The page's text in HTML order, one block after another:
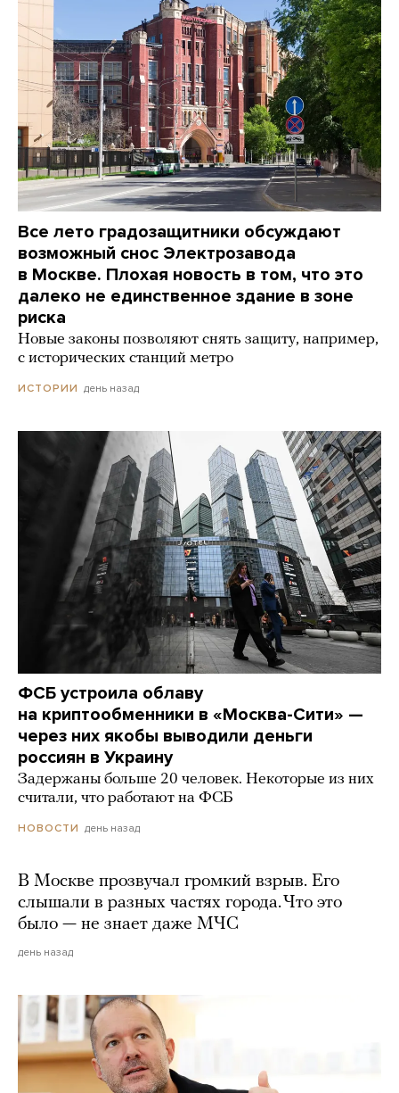
Все лето градозащитники обсуждают
возможный снос Электрозавода
в Москве. Плохая новость в том, что это
далеко не единственное здание в зоне
риска
Новые законы позволяют снять защиту, например,
с исторических станций метро
ИСТОРИИ день назад
ФСБ устроила облаву
на криптообменники в «Москва-Сити» —
через них якобы выводили деньги
россиян в Украину
Задержаны больше 20 человек. Некоторые из них
считали, что работают на ФСБ
НОВОСТИ день назад
В Москве прозвучал громкий взрыв. Его
слышали в разных частях города. Что это
было — не знает даже МЧС
день назад